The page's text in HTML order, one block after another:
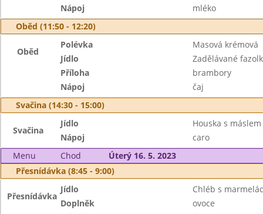
Nápoj
mléko
Oběd (11:50 - 12:20)
Oběd
Polévka
Masová krémová
Jídlo
Zadělávané
Příloha
brambory
Nápoj
čaj
Svačina (14:30 - 15:00)
Svačina
Jídlo
Houska s máslem
Nápoj
caro
Menu
Chod
Úterý 16. 5. 2023
Přesnídávka (8:45 - 9:00)
Přesnídávka
Jídlo
Chléb s
Doplněk
ovoce